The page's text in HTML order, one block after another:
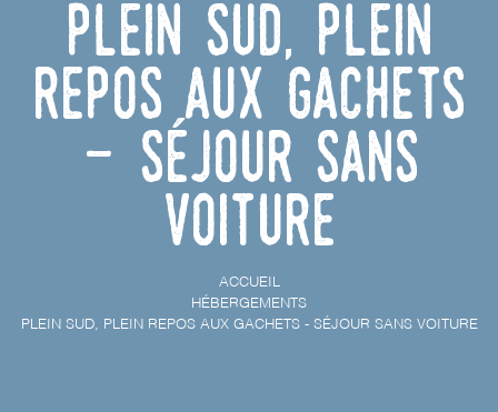
Plein Sud, Plein
Repos aux Gachets
- Séjour sans
voiture
ACCUEIL
HÉBERGEMENTS
PLEIN SUD, PLEIN REPOS AUX GACHETS - SÉJOUR SANS VOITURE